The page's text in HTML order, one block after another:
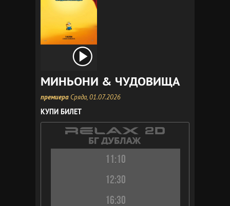
МИНЬОНИ & ЧУДОВИЩА
премиера Сряда, 01.07.2026
КУПИ БИЛЕТ
11:10
12:30
16:30